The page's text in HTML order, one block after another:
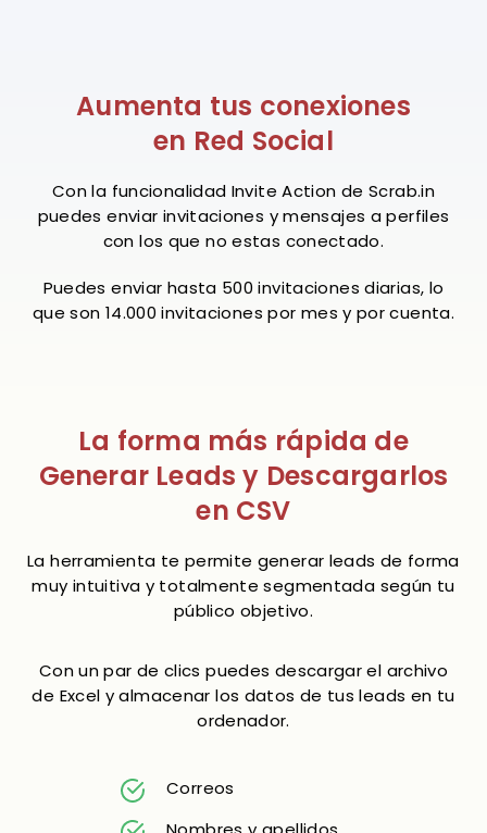
Aumenta tus conexiones
en Red Social
Con la funcionalidad Invite Action de Scrab.in
puedes enviar invitaciones y mensajes a perfiles
con los que no estas conectado.
Puedes enviar hasta 500 invitaciones diarias, lo
que son 14.000 invitaciones por mes y por cuenta.
La forma más rápida de
Generar Leads y Descargarlos
en CSV
La herramienta te permite generar leads de forma
muy intuitiva y totalmente segmentada según tu
público objetivo.
Con un par de clics puedes descargar el archivo
de Excel y almacenar los datos de tus leads en tu
ordenador.
Correos